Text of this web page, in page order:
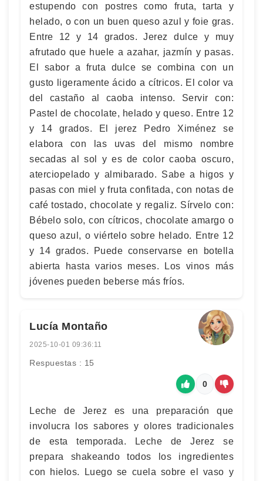
estupendo con postres como fruta, tarta y
helado, o con un buen queso azul y foie gras.
Entre 12 y 14 grados. Jerez dulce y muy
afrutado que huele a azahar, jazmín y pasas.
El sabor a fruta dulce se combina con un
gusto ligeramente ácido a cítricos. El color va
del castaño al caoba intenso. Servir con:
Pastel de chocolate, helado y queso. Entre 12
y 14 grados. El jerez Pedro Ximénez se
elabora con las uvas del mismo nombre
secadas al sol y es de color caoba oscuro,
aterciopelado y almibarado. Sabe a higos y
pasas con miel y fruta confitada, con notas de
café tostado, chocolate y regaliz. Sírvelo con:
Bébelo solo, con cítricos, chocolate amargo o
queso azul, o viértelo sobre helado. Entre 12
y 14 grados. Puede conservarse en botella
abierta hasta varios meses. Los vinos más
jóvenes pueden beberse más fríos.
Lucía Montaño
2025-10-01 09:36:11
Respuestas : 15
0
Leche de Jerez es una preparación que
involucra los sabores y olores tradicionales
de esta temporada. Leche de Jerez se
prepara shakeando todos los ingredientes
con hielos. Luego se cuela sobre el vaso y